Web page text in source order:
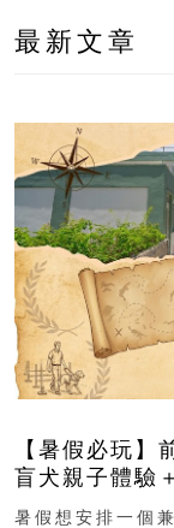
最新文章
【暑假必玩
盲犬親子體
組免費名額
暑假想安排一個